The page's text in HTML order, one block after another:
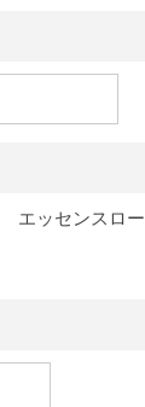
ッセンスロ